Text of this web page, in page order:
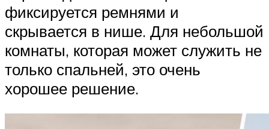
фиксируется ремнями и
скрывается в нише. Для небольшой
комнаты, которая может служить не
только спальней, это очень
хорошее решение.